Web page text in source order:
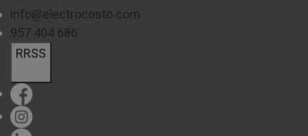
info@electrocosto.com
957 404 686
RRSS